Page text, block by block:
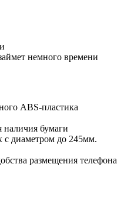
немного времени
ABS-пластика
наличия бумаги
с диаметром до 245мм.
размещения телефона